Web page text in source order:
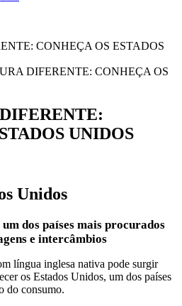
DIFERENTE: CONHEÇA OS
UNIDOS
Unidos
dos países mais procurados
e intercâmbios
língua inglesa nativa pode surgir
os Estados Unidos, um dos países
do consumo.